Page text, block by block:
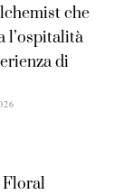
che
l’ospitalità
di
Floral